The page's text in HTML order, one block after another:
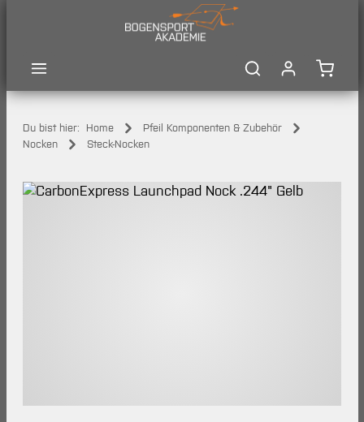
Du bist hier: Home
Pfeil Komponenten & Zubehör
Nocken
Steck-Nocken
Bildergalerie überspringen